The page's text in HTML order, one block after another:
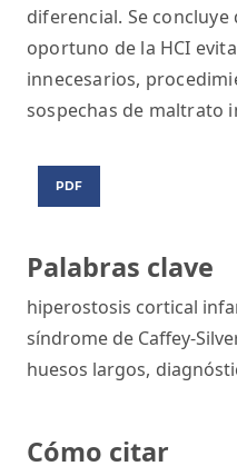
Palabras clave
hiperostosis cortical
síndrome de Caffey-
huesos largos,
Cómo citar
diferencial. Se
oportuno de la HCI
innecesarios,
sospechas de maltrato
PDF